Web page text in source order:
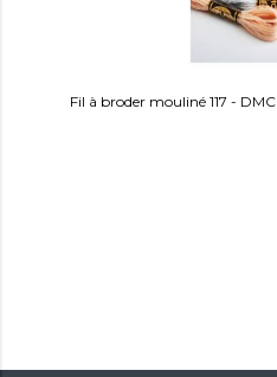
Fil à broder mouliné 117 - DMC